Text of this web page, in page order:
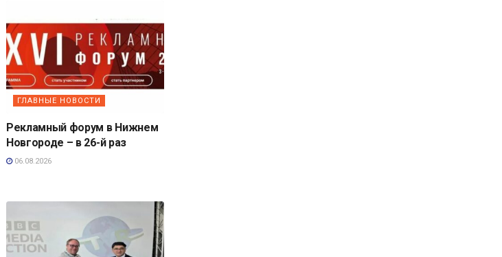
ГЛАВНЫЕ НОВОСТИ
Рекламный форум в Нижнем
Новгороде – в 26-й раз
06.08.2026